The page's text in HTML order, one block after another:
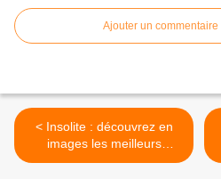
Ajouter un commentaire
< Insolite : découvrez en
images les meilleurs
détournements de radars